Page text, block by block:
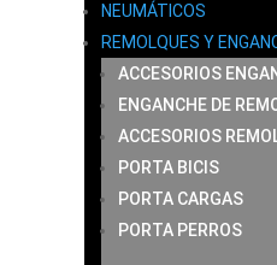
NEUMÁTICOS
REMOLQUES Y
ACCESORIOS
ENGANCHE DE
ACCESORIOS
PORTA BICIS
PORTA CARGAS
PORTA PERROS